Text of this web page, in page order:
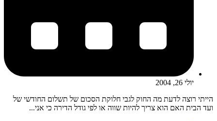
יולי 26, 2004
הייתי רוצה לדעת מה החוק לגבי חלוקת הסכום של תשלום החודשי של
ועד הבית האם הוא צריך להיות שווה או לפי גודל הדירה כי אני...